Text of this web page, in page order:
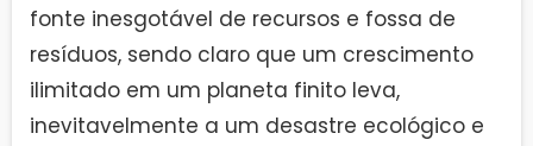
fonte inesgotável de recursos e fossa de
resíduos, sendo claro que um crescimento
ilimitado em um planeta finito leva,
inevitavelmente a um desastre ecológico e